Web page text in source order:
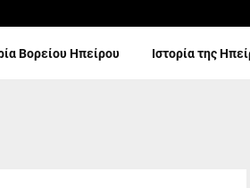
Βορείου Ηπείρου Ιστορία της